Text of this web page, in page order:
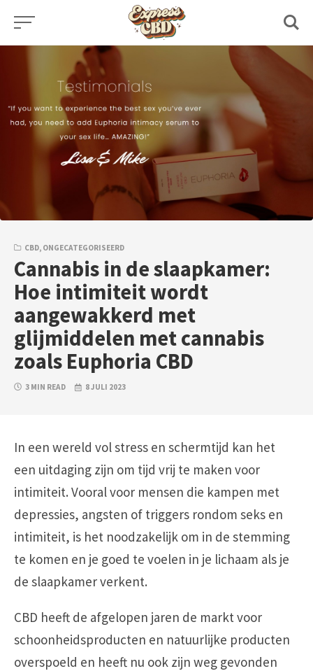
Skip
CBD, ONGECATEGORISEERD
Cannabis in de slaapkamer:
Hoe intimiteit wordt
aangewakkerd met
glijmiddelen met cannabis
zoals Euphoria CBD
3 MIN READ 8 JULI 2023
In een wereld vol stress en schermtijd kan het
een uitdaging zijn om tijd vrij te maken voor
intimiteit. Vooral voor mensen die kampen met
depressies, angsten of triggers rondom seks en
intimiteit, is het noodzakelijk om in de stemming
te komen en je goed te voelen in je lichaam als je
de slaapkamer verkent.
CBD heeft de afgelopen jaren de markt voor
schoonheidsproducten en natuurlijke producten
overspoeld en heeft nu ook zijn weg gevonden